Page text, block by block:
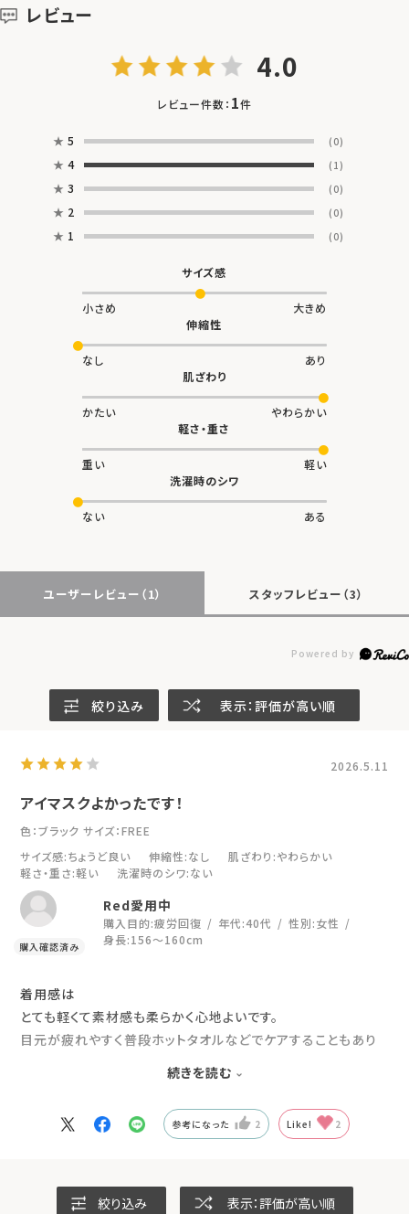
レビュー
4.0
レビュー件数： 1件
★ 5 (0)
★ 4 (1)
★ 3 (0)
★ 2 (0)
★ 1 (0)
サイズ感
小さめ
大きめ
伸縮性
なし
あり
肌ざわり
かたい
やわらかい
軽さ・重さ
重い
軽い
洗濯時のシワ
ない ある
ユーザーレビュー （1） スタッフレビュー （3）
絞り込み 表示：評価が高い順
2026.5.11
アイマスクよかったです！
色：ブラック サイズ：FREE
サイズ感:ちょうど良い 伸縮性:なし 肌ざわり :やわらかい
軽さ・重さ:軽い 洗濯時のシワ:ない
Red愛用中
購入目的:疲労回復 年代:40代 性別:女性
身長:156～160cm
着用感は
とても軽くて素材感も柔らかく心地よいです。
目元が疲れやすく普段ホットタオルなどでケアすることもあり
続きを読む
参考になった 2 Like! 2
絞り込み 表示：評価が高い順